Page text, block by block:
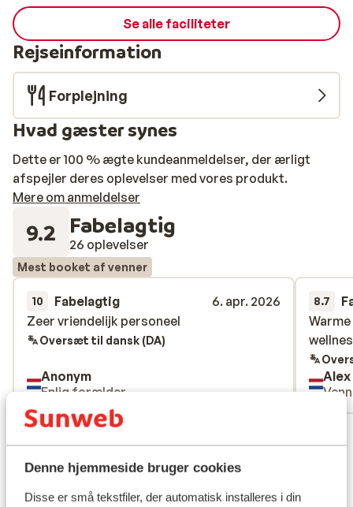
Denne hjemmeside bruger cookies
Disse er små tekstfiler, der automatisk installeres i din
Se alle faciliteter
Rejseinformation
Forplejning
Hvad gæster synes
Dette er 100 % ægte kundeanmeldelser, der ærligt
afspejler deres oplevelser med vores produkt.
Mere om anmeldelser
9.2 Fabelagtig
26 oplevelser
Mest booket af venner
10 Fabelagtig
6. apr. 2026
Zeer vriendelijk personeel
Zeer vriendelijk personeel
Oversæt til dansk (DA)
Anonym
Enlig forælder
8.7
Alex
Se alle 26 anmeldelser
Lokation